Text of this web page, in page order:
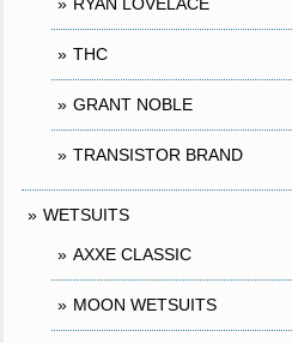
RYAN LOVELACE
THC
GRANT NOBLE
TRANSISTOR BRAND
WETSUITS
AXXE CLASSIC
MOON WETSUITS